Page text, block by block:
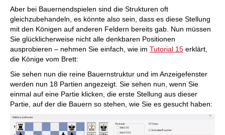
Aber bei Bauernendspielen sind die Strukturen oft
gleichzubehandeln, es könnte also sein, dass es diese Stellung
mit den Königen auf anderen Feldern bereits gab. Nun müssen
Sie glücklicherweise nicht alle denkbaren Positionen
ausprobieren – nehmen Sie einfach, wie im Tutorial 15 erklärt,
die Könige vom Brett:
Sie sehen nun die reine Bauernstruktur und im Anzeigefenster
werden nun 18 Partien angezeigt. Sie sehen nun, wenn Sie
einmal auf eine Partie klicken, die erste Stellung aus dieser
Partie, auf der die Bauern so stehen, wie Sie es gesucht haben: